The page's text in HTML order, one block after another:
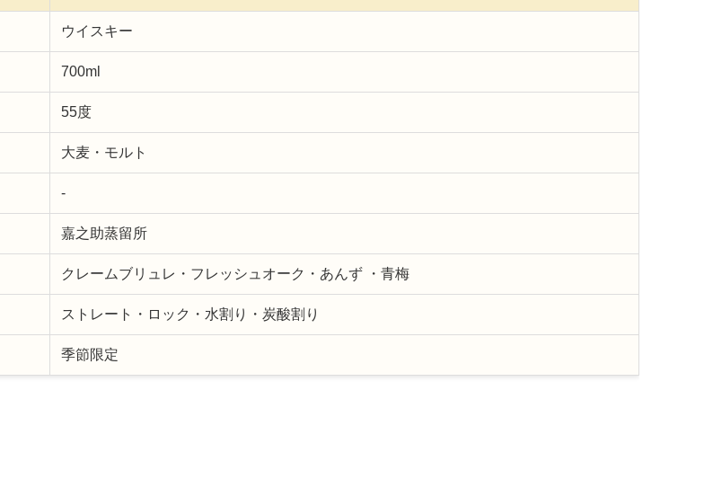
ウイスキー
700ml
55度
大麦・モルト
-
嘉之助蒸留所
クレームブリュレ・フレッシュオーク・あんず ・青梅
ストレート・ロック・水割り・炭酸割り
季節限定